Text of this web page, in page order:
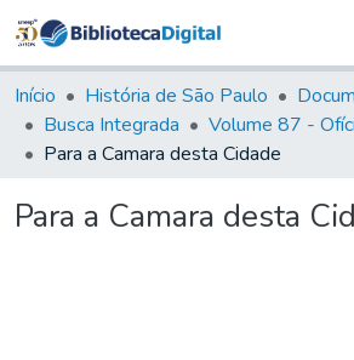
&
Coleções
Tudo na
Biblioteca
Estatísticas
Início História de São Paulo
Busca Integrada
Para a Camara desta Cidade
Para a Camara desta